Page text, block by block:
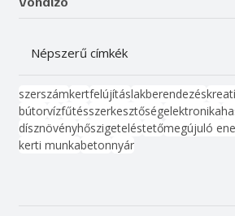
Népszerű címkék
szerszámkertfelújításlakberendezés
bútorvízfűtésszerkesztőségelektronika
dísznövényhőszigeteléstetőmegújuló
kerti munkabetonnyár